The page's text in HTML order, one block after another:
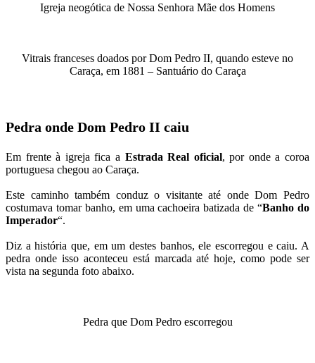
Igreja neogótica de Nossa Senhora Mãe dos Homens
Vitrais franceses doados por Dom Pedro II, quando esteve no
Caraça, em 1881 – Santuário do Caraça
Pedra onde Dom Pedro II caiu
Em frente à igreja fica a Estrada Real oficial, por onde a coroa
portuguesa chegou ao Caraça.
Este caminho também conduz o visitante até onde Dom Pedro
costumava tomar banho, em uma cachoeira batizada de “Banho do
Imperador“.
Diz a história que, em um destes banhos, ele escorregou e caiu. A
pedra onde isso aconteceu está marcada até hoje, como pode ser
vista na segunda foto abaixo.
Pedra que Dom Pedro escorregou